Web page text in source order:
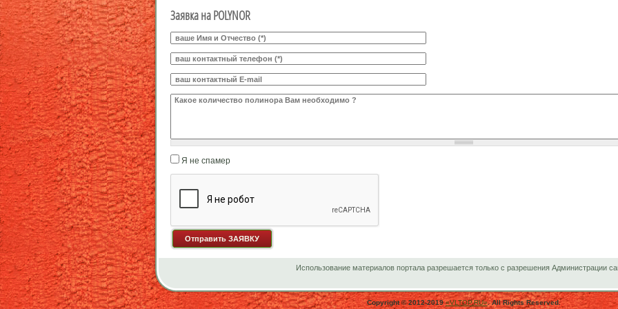
Заявка на POLYNOR
Ваше И.О. *
Телефон*
E-mail
Какое количество будете заказывать?*
Я не спамер
Я спамер
Использование материалов портала разрешается только с разрешения Администрации
Copyright © 2012-2019«VLTOP.RU». All Rights Reserved.